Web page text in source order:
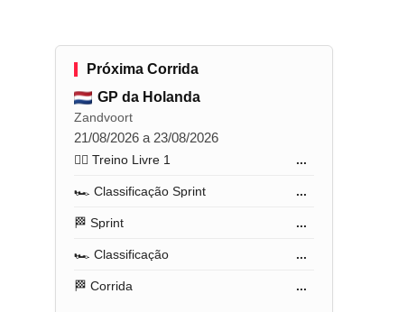
Próxima Corrida
GP da Holanda
Zandvoort
21/08/2026 a 23/08/2026
🏋️‍♂️ Treino Livre 1 ...
🏎️ Classificação Sprint ...
🏁 Sprint ...
🏎️ Classificação ...
🏁 Corrida ...